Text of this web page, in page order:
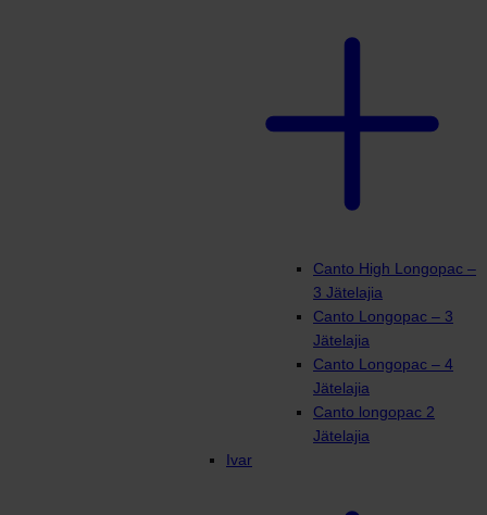
Canto High Longopac –
3 Jätelajia
Canto Longopac – 3
Jätelajia
Canto Longopac – 4
Jätelajia
Canto longopac 2
Jätelajia
Ivar